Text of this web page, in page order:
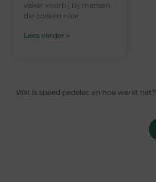
vaker voorbij bij mensen
die zoeken naar
Lees verder »
Wat is speed pedelec en hoe werkt het?